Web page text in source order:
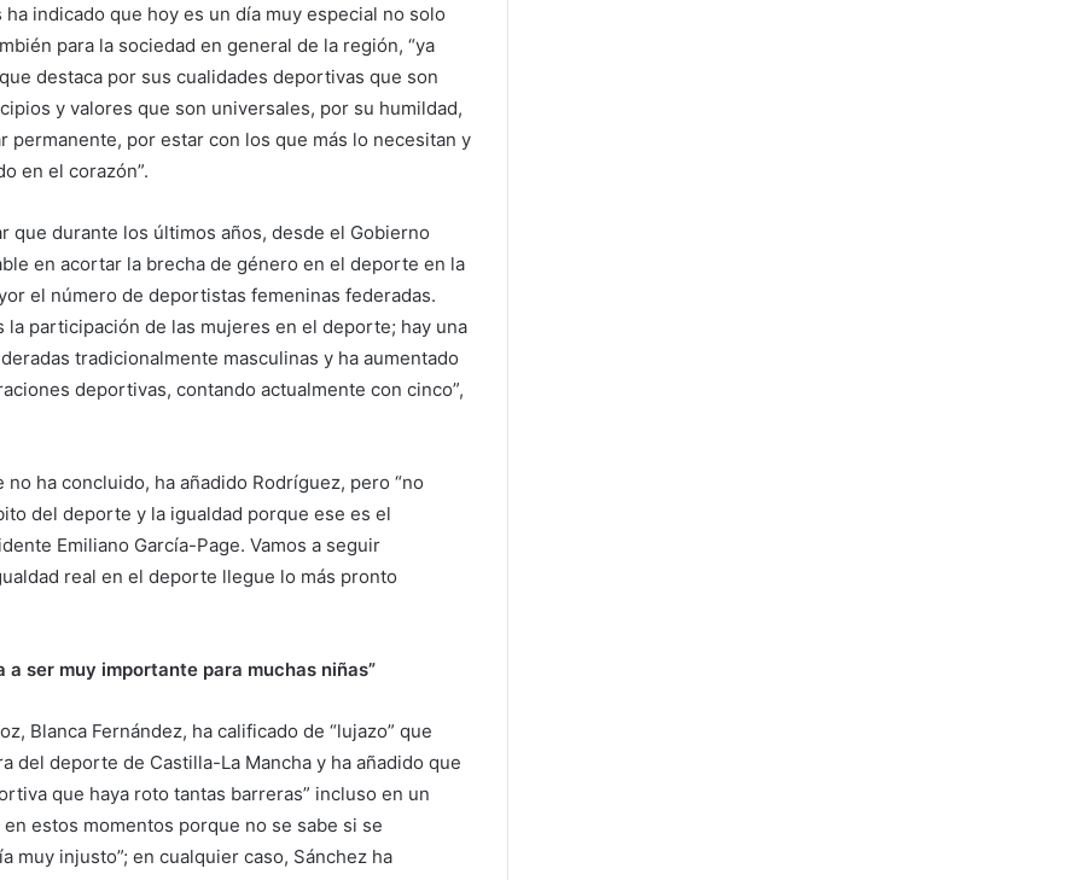
indicado que hoy es un día muy especial no solo
para la sociedad en general de la región, “ya
destaca por sus cualidades deportivas que son
y valores que son universales, por su humildad,
permanente, por estar con los que más lo necesitan y
en el corazón”.
que durante los últimos años, desde el Gobierno
en acortar la brecha de género en el deporte en la
el número de deportistas femeninas federadas.
la participación de las mujeres en el deporte; hay una
tradicionalmente masculinas y ha aumentado
deportivas, contando actualmente con cinco”,
ha concluido, ha añadido Rodríguez, pero “no
del deporte y la igualdad porque ese es el
Emiliano García-Page. Vamos a seguir
real en el deporte llegue lo más pronto
a ser muy importante para muchas niñas”
Blanca Fernández, ha calificado de “lujazo” que
del deporte de Castilla-La Mancha y ha añadido que
que haya roto tantas barreras” incluso en un
estos momentos porque no se sabe si se
muy injusto”; en cualquier caso, Sánchez ha